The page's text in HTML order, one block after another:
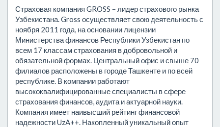
Страховая компания GROSS – лидер страхового рынка
Узбекистана. Gross осуществляет свою деятельность с
ноября 2011 года, на основании лицензии
Министерства финансов Республики Узбекистан по
всем 17 классам страхования в добровольной и
обязательной формах. Центральный офис и свыше 70
филиалов расположены в городе Ташкенте и по всей
республике. В компании работают
высококвалифицированные специалисты в сфере
страхования финансов, аудита и актуарной науки.
Компания имеет наивысший рейтинг финансовой
надежности UzA++. Накопленный уникальный опыт